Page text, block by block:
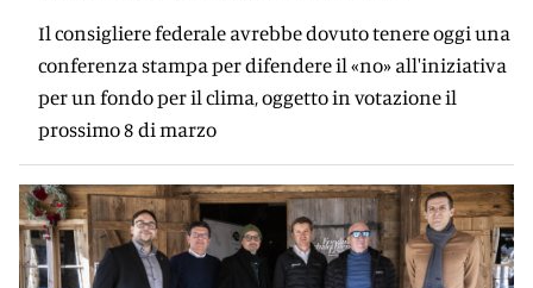
Il consigliere federale avrebbe dovuto tenere oggi una
conferenza stampa per difendere il «no» all'iniziativa
per un fondo per il clima, oggetto in votazione il
prossimo 8 di marzo